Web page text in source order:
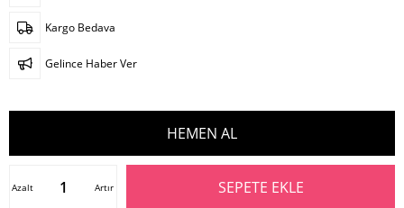
Kargo Bedava
Gelince Haber Ver
Artır
Azalt